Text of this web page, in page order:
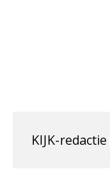
KIJK-redactie